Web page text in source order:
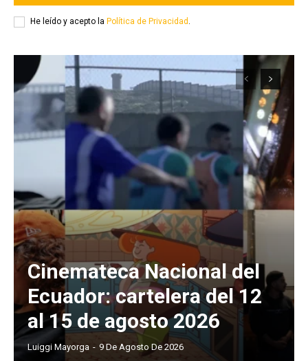
He leído y acepto la Política de Privacidad .
Cinemateca Nacional del
Ecuador: cartelera del 12
al 15 de agosto 2026
Luiggi Mayorga - 9 De Agosto De 2026